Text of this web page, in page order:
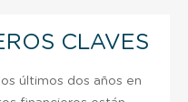
CLAVES
últimos dos años en